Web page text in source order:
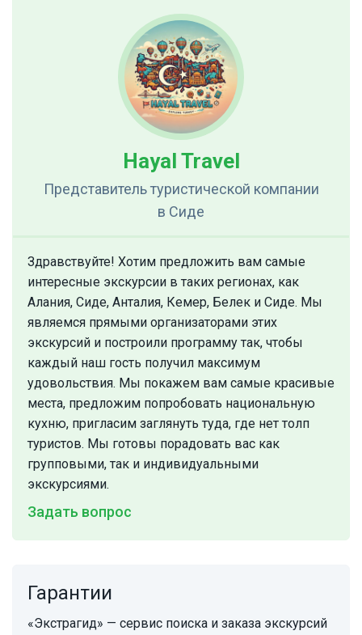
Hayal Travel
Представитель туристической компании
в Сиде
Здравствуйте! Хотим предложить вам самые
интересные экскурсии в таких регионах, как
Алания, Сиде, Анталия, Кемер, Белек и Сиде. Мы
являемся прямыми организаторами этих
экскурсий и построили программу так, чтобы
каждый наш гость получил максимум
удовольствия. Мы покажем вам самые красивые
места, предложим попробовать национальную
кухню, пригласим заглянуть туда, где нет толп
туристов. Мы готовы порадовать вас как
групповыми, так и индивидуальными
экскурсиями.
Задать вопрос
Гарантии
«Экстрагид» — сервис поиска и заказа экскурсий